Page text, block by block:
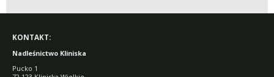
KONTAKT:
Nadleśnictwo Kliniska
Pucko 1